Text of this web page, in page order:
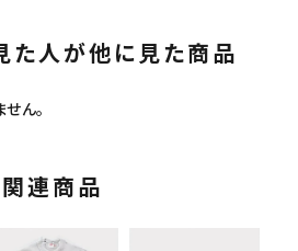
た人が他に見た商品
ん。
関連商品